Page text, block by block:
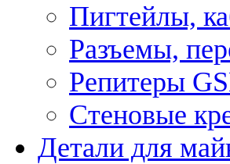
Пигтейлы,
Разъемы,
Репитеры
Стеновые
Детали для